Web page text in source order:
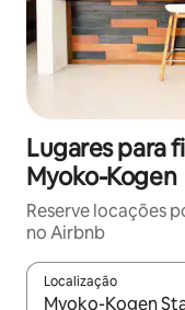
Lugares para
Myoko-Kogen
Reserve locações
no Airbnb
Localização
Quando os